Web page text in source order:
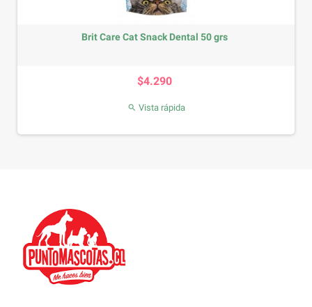
Brit Care Cat Snack Dental 50 grs
$4.290
 Vista rápida